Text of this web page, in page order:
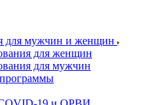
для мужчин и женщин
для женщин
для мужчин